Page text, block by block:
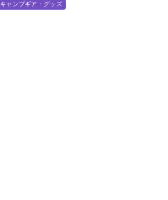
キャンプギア・グッズ